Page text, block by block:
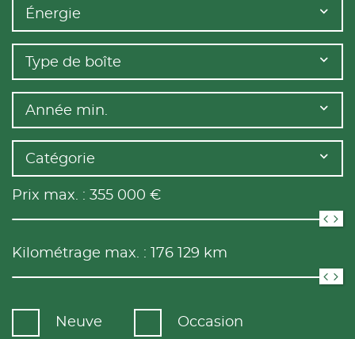
Énergie
Type de boîte
Année min.
Catégorie
Prix max. : 355 000 €
Kilométrage max. : 176 129 km
Neuve Occasion